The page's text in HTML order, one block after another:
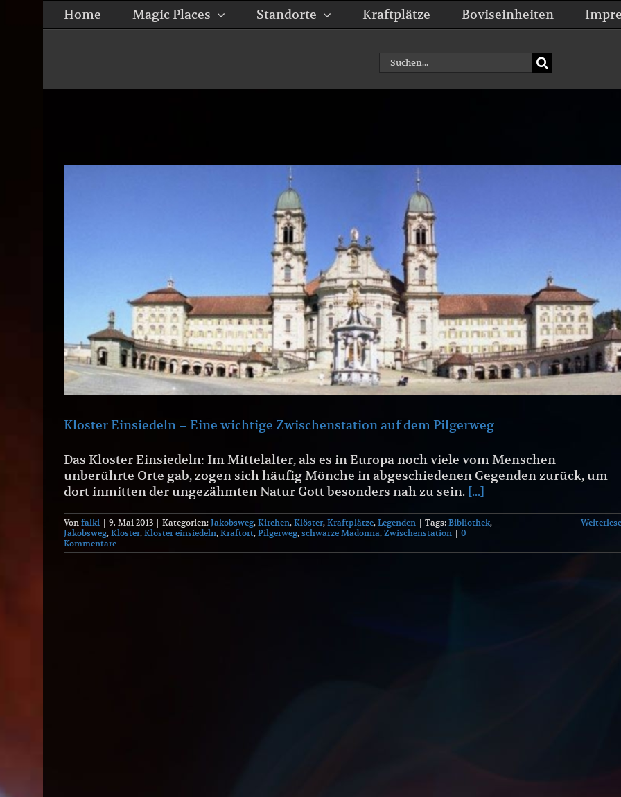
Home Magic Places Standorte Kraftplätze Boviseinheiten
Suche
nach:
Kloster Einsiedeln – Eine wichtige Zwischenstation auf dem Pilgerweg
Das Kloster Einsiedeln: Im Mittelalter, als es in Europa noch viele vom Menschen
unberührte Orte gab, zogen sich häufig Mönche in abgeschiedenen Gegenden zurück, um
dort inmitten der ungezähmten Natur Gott besonders nah zu sein. [...]
Von falki | 9. Mai 2013 | Kategorien: Jakobsweg, Kirchen, Klöster, Kraftplätze, Legenden | Tags: Bibliothek,
Jakobsweg, Kloster, Kloster einsiedeln, Kraftort, Pilgerweg, schwarze Madonna, Zwischenstation | 0
Kommentare